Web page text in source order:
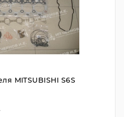
MITSUBISHI S6S